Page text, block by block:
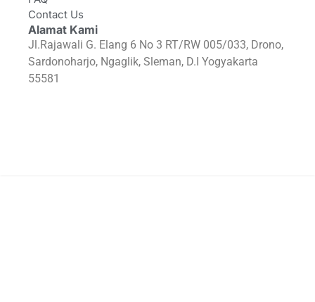
Contact Us
Alamat Kami
Jl.Rajawali G. Elang 6 No 3 RT/RW 005/033, Drono,
Sardonoharjo, Ngaglik, Sleman, D.I Yogyakarta
55581